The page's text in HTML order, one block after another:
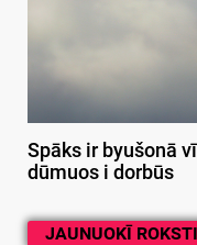
Spāks ir byušonā
dūmuos i dorbūs
JAUNUOKĪ ROKSTI